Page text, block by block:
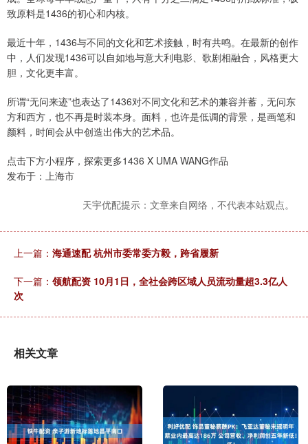
致原料是1436的初心和内核。
最近十年，1436与不同的文化和艺术接触，时有共鸣。在最新的创作
中，人们发现1436可以自如地与意大利电影、歌剧相融合，风格更大
胆，文化更丰富。
所谓“无问来迹”也表达了1436对不同文化和艺术的兼容并蓄，无问东
方和西方，也不再是时装本身。面料，也许是低调的背景，是画笔和
颜料，时间会从中创造出伟大的艺术品。
点击下方小程序，探索更多1436 X UMA WANG作品
发布于：上海市
天宇优配提示：文章来自网络，不代表本站观点。
上一篇： 海通速配 杭州市委常委方毅，跨省履新
下一篇： 领航配资 10月1日，全社会跨区域人员流动量超3.3亿人
次
相关文章